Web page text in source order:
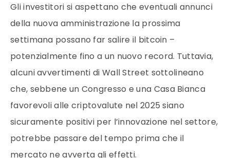
Gli investitori si aspettano che eventuali annunci
della nuova amministrazione la prossima
settimana possano far salire il bitcoin –
potenzialmente fino a un nuovo record. Tuttavia,
alcuni avvertimenti di Wall Street sottolineano
che, sebbene un Congresso e una Casa Bianca
favorevoli alle criptovalute nel 2025 siano
sicuramente positivi per l’innovazione nel settore,
potrebbe passare del tempo prima che il
mercato ne avverta gli effetti.